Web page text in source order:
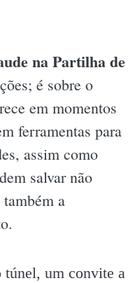
na Partilha de
é sobre o
em momentos
ferramentas para
assim como
salvar não
a
um convite a